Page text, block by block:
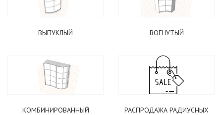
ЖУРНАЛЬНЫЙ СТОЛ В ПОДАРОК
ВЫПУКЛЫЙ ВОГНУТЫЙ
КОМБИНИРОВАННЫЙ
РАСПРОДАЖА РАДИУСНЫХ